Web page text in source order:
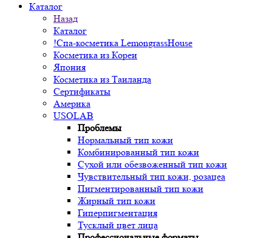
Каталог
Назад
Каталог
!Спа-косметика LemongrassHouse
Косметика из Кореи
Япония
Косметика из Таиланда
Сертификаты
Америка
USOLAB
Проблемы
Нормальный тип кожи
Комбинированный тип кожи
Сухой или обезвоженный тип кожи
Чувствительный тип кожи, розацеа
Пигментированный тип кожи
Жирный тип кожи
Гиперпигментация
Тусклый цвет лица